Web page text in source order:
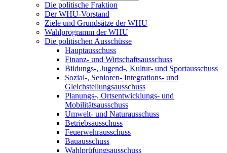
Die politische Fraktion
Der WHU-Vorstand
Ziele und Grundsätze der WHU
Wahlprogramm der WHU
Die politischen Ausschüsse
Hauptausschuss
Finanz- und Wirtschaftsausschuss
Bildungs-, Jugend-, Kultur- und Sportausschuss
Sozial-, Senioren- Integrations- und
Gleichstellungsausschuss
Planungs-, Ortsentwicklungs- und
Mobilitätsausschuss
Umwelt- und Naturausschuss
Betriebsausschuss
Feuerwehrausschuss
Bauausschuss
Wahlprüfungsausschuss